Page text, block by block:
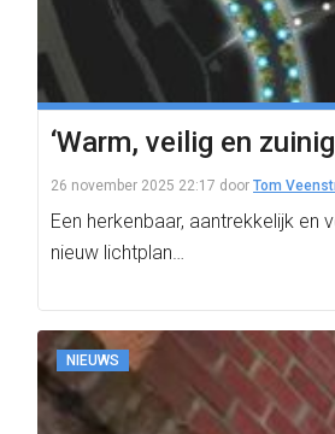
‘Warm, veilig en
26 november 2025 22:17 door Tom
Een herkenbaar, aantrekkelijk
nieuw lichtplan…
NIEUWS